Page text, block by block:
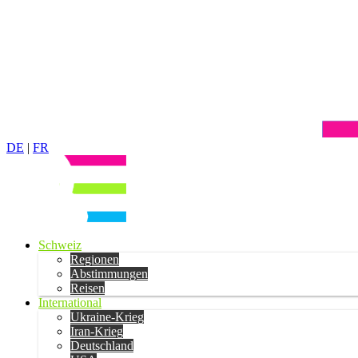
DE | FR
Schweiz
Regionen
Abstimmungen
Reisen
International
Ukraine-Krieg
Iran-Krieg
Deutschland